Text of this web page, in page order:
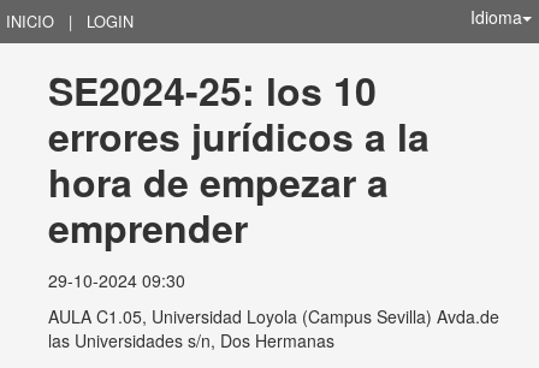
INICIO | LOGIN Idioma
SE2024-25: los 10
errores jurídicos a la
hora de empezar a
emprender
29-10-2024 09:30
AULA C1.05, Universidad Loyola (Campus Sevilla) Avda.de
las Universidades s/n, Dos Hermanas